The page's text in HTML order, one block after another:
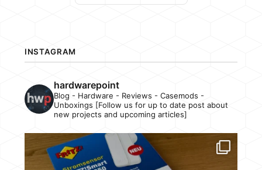
INSTAGRAM
hardwarepoint
Blog - Hardware - Reviews - Casemods -
Unboxings [Follow us for up to date post about
new projects and upcoming articles]